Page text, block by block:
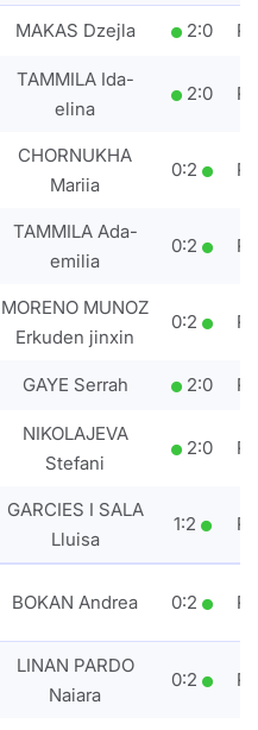
MAKAS Dzejla 2:0
TAMMILA Ida-
elina
2:0
CHORNUKHA
Mariia
0:2
TAMMILA Ada-
emilia
0:2
MORENO MUNOZ
Erkuden jinxin
0:2
GAYE Serrah 2:0
NIKOLAJEVA
Stefani
2:0
GARCIES I SALA
Lluisa
1:2
BOKAN Andrea 0:2
LINAN PARDO
Naiara
0:2